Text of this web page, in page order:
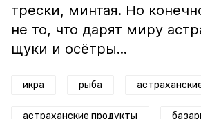
трески, минтая. Но
не то, что дарят миру
щуки и осётры...
икра рыба
астраханские продукты